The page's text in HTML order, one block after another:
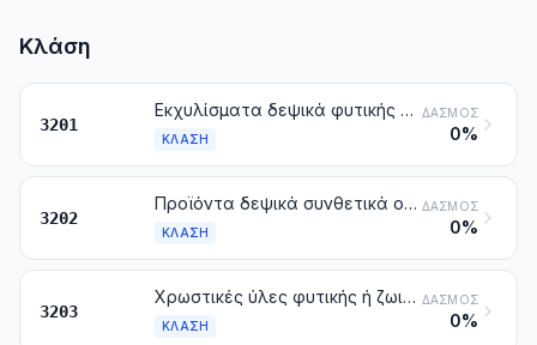
Κλάση
3201
Εκχυλίσματα δεψικά φυτικής προέλευσης. Ταννίνες και τα άλατα, οι αιθέρες, εστέρες και άλλα παράγωγά τους
ΚΛΆΣΗ
ΔΑΣΜΌΣ
0%
3202
Προϊόντα δεψικά συνθετικά οργανικά. Προϊόντα δεψικά ανόργανα. Παρασκευάσματα δεψικά, έστω και αν περιέχουν φυσικά δεψικά προϊόντα. Παρασκευάσματα ενζυματικά για την προεργασία της δέψης
ΚΛΆΣΗ
ΔΑΣΜΌΣ
0%
3203
Χρωστικές ύλες φυτικής ή ζωικής προέλευσης (στις οποίες περιλαμβάνονται και τα βαφικά εκχυλίσματα, αλλά με εξαίρεση τους άνθρακες ζωικής προέλευσης), έστω και καθορισμένης χημικής σύστασης. Παρασκευάσματα που αναφέρονται στη σημείωση 3 του κεφαλαίου αυτού, με βάση χρωστικές ύλες φυτικής ή ζωικής προέλευσης
ΚΛΆΣΗ
ΔΑΣΜΌΣ
0%